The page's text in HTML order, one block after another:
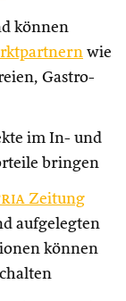
können
wie
Gastro-
im In- und
bringen
Zeitung
aufgelegten
können